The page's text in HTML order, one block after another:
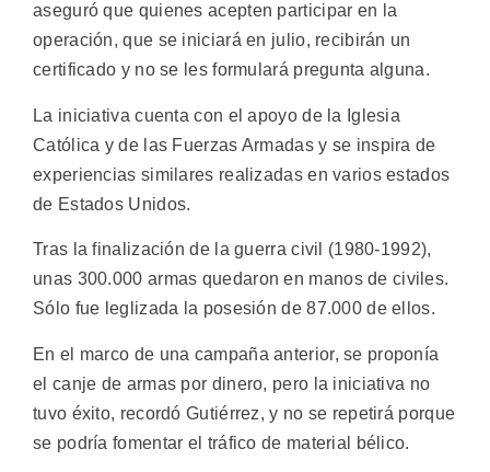
aseguró que quienes acepten participar en la
operación, que se iniciará en julio, recibirán un
certificado y no se les formulará pregunta alguna.
La iniciativa cuenta con el apoyo de la Iglesia
Católica y de las Fuerzas Armadas y se inspira de
experiencias similares realizadas en varios estados
de Estados Unidos.
Tras la finalización de la guerra civil (1980-1992),
unas 300.000 armas quedaron en manos de civiles.
Sólo fue leglizada la posesión de 87.000 de ellos.
En el marco de una campaña anterior, se proponía
el canje de armas por dinero, pero la iniciativa no
tuvo éxito, recordó Gutiérrez, y no se repetirá porque
se podría fomentar el tráfico de material bélico.